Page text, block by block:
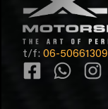
t/f: 06-50661309